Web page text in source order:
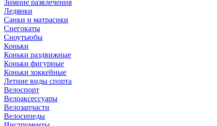
Зимние развлечения
Ледянки
Санки и матрасики
Снегокаты
Сноутьюбы
Коньки
Коньки раздвижные
Коньки фигурные
Коньки хоккейные
Летние виды спорта
Велоспорт
Велоаксессуары
Велозапчасти
Велосипеды